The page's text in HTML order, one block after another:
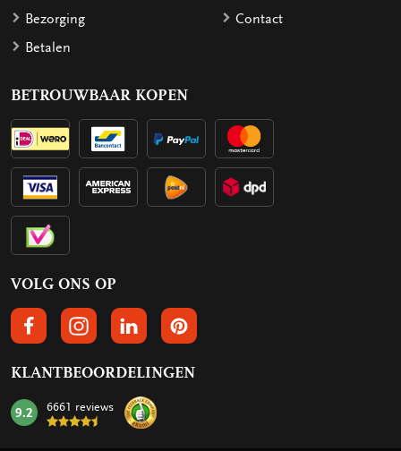
Bezorging
Betalen
Contact
BETROUWBAAR KOPEN
VOLG ONS OP
VOLGS ONS OP FACEBOOK
VOLG ONS OP INSTAGRAM
VOLG ONS OP LINKEDIN
VOLG ONS OP PINTEREST
KLANTBEOORDELINGEN
mark:
9.2 6661 reviews